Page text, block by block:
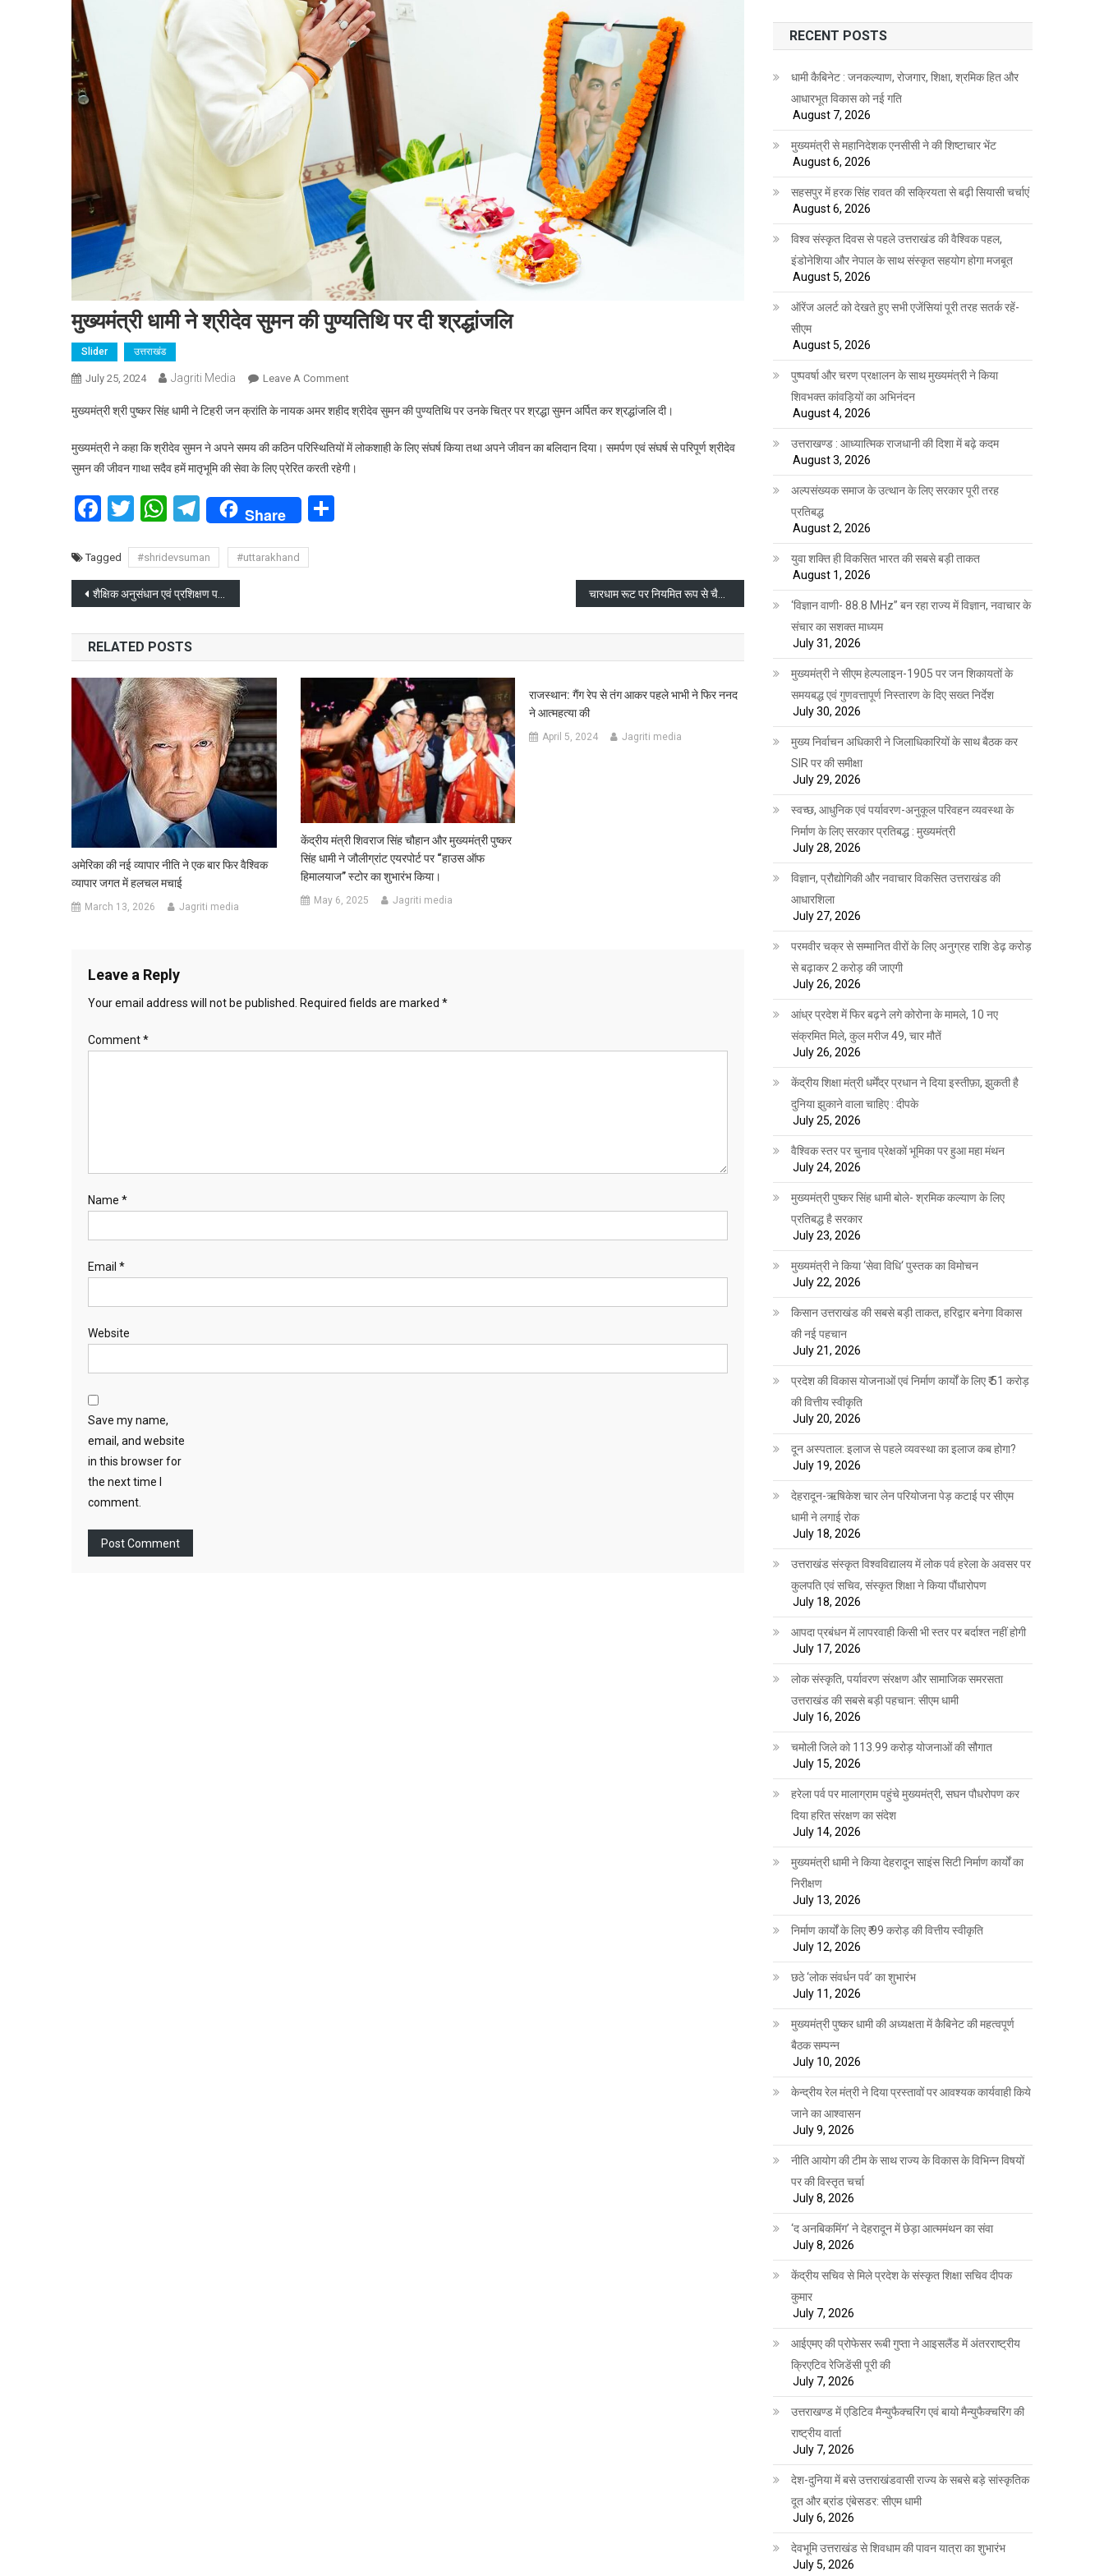
मुख्यमंत्री धामी ने श्रीदेव सुमन की पुण्यतिथि पर दी श्रद्धांजलि
Slider उत्तराखंड
July 25, 2024 Jagriti Media Leave A CommentOn
धामी
श्रीदेव
सुमन
मुख्यमंत्री श्री पुष्कर सिंह धामी ने टिहरी जन क्रांति के नायक अमर शहीद श्रीदेव सुमन की पुण्यतिथि पर उनके चित्र पर श्रद्धा सुमन अर्पित कर श्रद्धांजलि दी।
मुख्यमंत्री ने कहा कि श्रीदेव सुमन ने अपने समय की कठिन परिस्थितियों में लोकशाही के लिए संघर्ष किया तथा अपने जीवन का बलिदान दिया। समर्पण एवं संघर्ष से परिपूर्ण श्रीदेव
सुमन की जीवन गाथा सदैव हमें मातृभूमि की सेवा के लिए प्रेरित करती रहेगी।
Facebook
Twitter
WhatsApp
Telegram
Share
Tagged #shridevsuman #uttarakhand
Post
navigation
शैक्षिक अनुसंधान एवं प्रशिक्षण परिषद के भवन का लोकार्पण
RELATED POSTS
अमेरिका की नई व्यापार नीति ने एक बार फिर वैश्विक
व्यापार जगत में हलचल मचाई
March 13, 2026 Jagriti media
केंद्रीय मंत्री शिवराज सिंह चौहान और मुख्यमंत्री पुष्कर
सिंह धामी ने जौलीग्रांट एयरपोर्ट पर “हाउस ऑफ
हिमालयाज” स्टोर का शुभारंभ किया।
May 6, 2025 Jagriti media
राजस्थान: गैंग रेप से तंग आकर पहले भाभी ने फिर ननद
ने आत्महत्या की
April 5, 2024 Jagriti media
Leave a Reply
Your email address will not be published. Required fields are marked *
Comment*
Name *
Email *
Website
Save my name,
email, and website
in this browser for
the next time I
comment.
RECENT POSTS
धामी कैबिनेट : जनकल्याण, रोजगार, शिक्षा, श्रमिक हित और
आधारभूत विकास को नई गति
August 7, 2026
मुख्यमंत्री से महानिदेशक एनसीसी ने की शिष्टाचार भेंट
August 6, 2026
सहसपुर में हरक सिंह रावत की सक्रियता से बढ़ी सियासी चर्चाएं
August 6, 2026
विश्व संस्कृत दिवस से पहले उत्तराखंड की वैश्विक पहल,
इंडोनेशिया और नेपाल के साथ संस्कृत सहयोग होगा मजबूत
August 5, 2026
ऑरेंज अलर्ट को देखते हुए सभी एजेंसियां पूरी तरह सतर्क रहें-
सीएम
August 5, 2026
पुष्पवर्षा और चरण प्रक्षालन के साथ मुख्यमंत्री ने किया
शिवभक्त कांवड़ियों का अभिनंदन
August 4, 2026
उत्तराखण्ड : आध्यात्मिक राजधानी की दिशा में बढ़े कदम
August 3, 2026
अल्पसंख्यक समाज के उत्थान के लिए सरकार पूरी तरह
प्रतिबद्ध
August 2, 2026
युवा शक्ति ही विकसित भारत की सबसे बड़ी ताकत
August 1, 2026
‘विज्ञान वाणी- 88.8 MHz” बन रहा राज्य में विज्ञान, नवाचार के
संचार का सशक्त माध्यम
July 31, 2026
मुख्यमंत्री ने सीएम हेल्पलाइन-1905 पर जन शिकायतों के
समयबद्ध एवं गुणवत्तापूर्ण निस्तारण के दिए सख्त निर्देश
July 30, 2026
मुख्य निर्वाचन अधिकारी ने जिलाधिकारियों के साथ बैठक कर
SIR पर की समीक्षा
July 29, 2026
स्वच्छ, आधुनिक एवं पर्यावरण-अनुकूल परिवहन व्यवस्था के
निर्माण के लिए सरकार प्रतिबद्ध : मुख्यमंत्री
July 28, 2026
विज्ञान, प्रौद्योगिकी और नवाचार विकसित उत्तराखंड की
आधारशिला
July 27, 2026
परमवीर चक्र से सम्मानित वीरों के लिए अनुग्रह राशि डेढ़ करोड़
से बढ़ाकर 2 करोड़ की जाएगी
July 26, 2026
आंध्र प्रदेश में फिर बढ़ने लगे कोरोना के मामले, 10 नए
संक्रमित मिले, कुल मरीज 49, चार मौतें
July 26, 2026
केंद्रीय शिक्षा मंत्री धर्मेंद्र प्रधान ने दिया इस्तीफ़ा, झुकती है
दुनिया झुकाने वाला चाहिए : दीपके
July 25, 2026
वैश्विक स्तर पर चुनाव प्रेक्षकों भूमिका पर हुआ महा मंथन
July 24, 2026
मुख्यमंत्री पुष्कर सिंह धामी बोले- श्रमिक कल्याण के लिए
प्रतिबद्ध है सरकार
July 23, 2026
मुख्यमंत्री ने किया ‘सेवा विधि‘ पुस्तक का विमोचन
July 22, 2026
किसान उत्तराखंड की सबसे बड़ी ताकत, हरिद्वार बनेगा विकास
की नई पहचान
July 21, 2026
प्रदेश की विकास योजनाओं एवं निर्माण कार्यों के लिए ₹ 51 करोड़
की वित्तीय स्वीकृति
July 20, 2026
दून अस्पताल: इलाज से पहले व्यवस्था का इलाज कब होगा?
July 19, 2026
देहरादून-ऋषिकेश चार लेन परियोजना पेड़ कटाई पर सीएम
धामी ने लगाई रोक
July 18, 2026
उत्तराखंड संस्कृत विश्वविद्यालय में लोक पर्व हरेला के अवसर पर
कुलपति एवं सचिव, संस्कृत शिक्षा ने किया पौंधारोपण
July 18, 2026
आपदा प्रबंधन में लापरवाही किसी भी स्तर पर बर्दाश्त नहीं होगी
July 17, 2026
लोक संस्कृति, पर्यावरण संरक्षण और सामाजिक समरसता
उत्तराखंड की सबसे बड़ी पहचान: सीएम धामी
July 16, 2026
चमोली जिले को 113.99 करोड़ योजनाओं की सौगात
July 15, 2026
हरेला पर्व पर मालाग्राम पहुंचे मुख्यमंत्री, सघन पौधरोपण कर
दिया हरित संरक्षण का संदेश
July 14, 2026
मुख्यमंत्री धामी ने किया देहरादून साइंस सिटी निर्माण कार्यों का
निरीक्षण
July 13, 2026
निर्माण कार्यों के लिए ₹ 99 करोड़ की वित्तीय स्वीकृति
July 12, 2026
छठे ‘लोक संवर्धन पर्व’ का शुभारंभ
July 11, 2026
मुख्यमंत्री पुष्कर धामी की अध्यक्षता में कैबिनेट की महत्वपूर्ण
बैठक सम्पन्न
July 10, 2026
केन्द्रीय रेल मंत्री ने दिया प्रस्तावों पर आवश्यक कार्यवाही किये
जाने का आश्वासन
July 9, 2026
नीति आयोग की टीम के साथ राज्य के विकास के विभिन्न विषयों
पर की विस्तृत चर्चा
July 8, 2026
‘द अनबिकमिंग’ ने देहरादून में छेड़ा आत्ममंथन का संवा
July 8, 2026
केंद्रीय सचिव से मिले प्रदेश के संस्कृत शिक्षा सचिव दीपक
कुमार
July 7, 2026
आईएमए की प्रोफेसर रूबी गुप्ता ने आइसलैंड में अंतरराष्ट्रीय
क्रिएटिव रेजिडेंसी पूरी की
July 7, 2026
उत्तराखण्ड में एडिटिव मैन्युफैक्चरिंग एवं बायो मैन्युफैक्चरिंग की
राष्ट्रीय वार्ता
July 7, 2026
देश-दुनिया में बसे उत्तराखंडवासी राज्य के सबसे बड़े सांस्कृतिक
दूत और ब्रांड एंबेसडर: सीएम धामी
July 6, 2026
देवभूमि उत्तराखंड से शिवधाम की पावन यात्रा का शुभारंभ
July 5, 2026